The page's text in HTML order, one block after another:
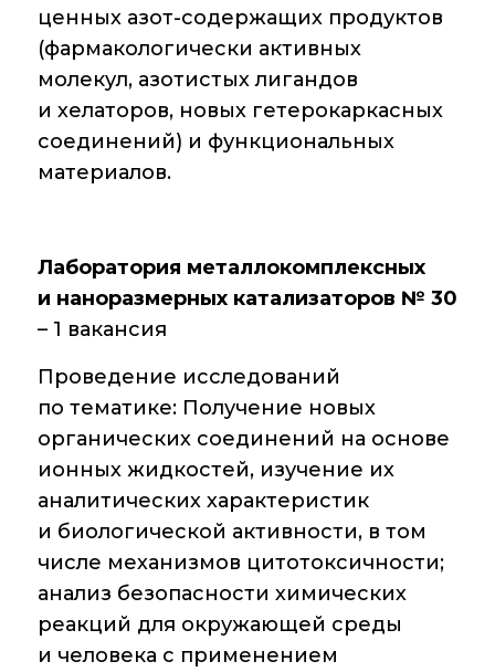
Аддитивные
технологии
Электронная
микроскопия
Конференции
Журналы
Национальные
проекты России
Разработки
Крупный научный
по приоритетным
направлениям НТР
РФ
ценных азот-содержащих продуктов
(фармакологически активных
молекул, азотистых лигандов
и хелаторов, новых гетерокаркасных
соединений) и функциональных
материалов.
Лаборатория металлокомплексных
и наноразмерных катализаторов № 30
– 1 вакансия
Проведение исследований
по тематике: Получение новых
органических соединений на основе
ионных жидкостей, изучение их
аналитических характеристик
и биологической активности, в том
числе механизмов цитотоксичности;
анализ безопасности химических
реакций для окружающей среды
и человека с применением